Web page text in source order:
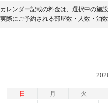
カレンダー記載の料金は、選択中の施
実際にご予約される部屋数・人数・泊
日 月 火